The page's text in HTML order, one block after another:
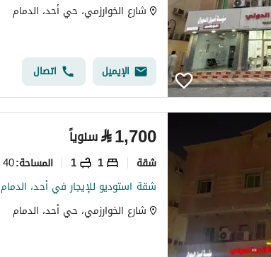
شارع الخوارزمي، حي أحد، الدمام
الإيميل اتصال
⃁1,700 سنوياً
شقة 1
1 المساحة:40 م2
شقة استوديو للإيجار في أحد، الدمام
شارع الخوارزمي، حي أحد، الدمام